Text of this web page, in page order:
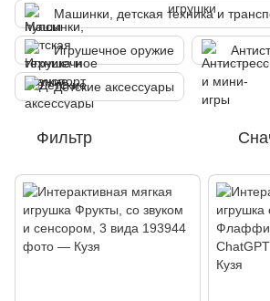
Машинки, детская техника и
Игрушечное оружие
Детские аксессуары
Фильтр